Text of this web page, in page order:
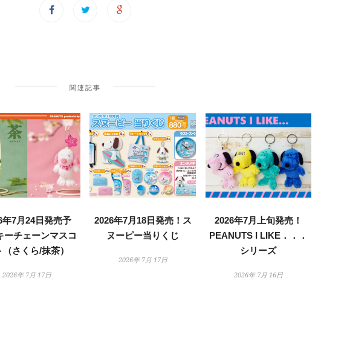
関連記事
年7月24日発売予
ーチェーンマスコ
（さくら/抹茶）
2026年 7月 17日
2026年7月18日発売！ス
ヌーピー当りくじ
2026年 7月 17日
2026年7月上旬発売！
PEANUTS I LIKE．．．
シリーズ
2026年 7月 16日